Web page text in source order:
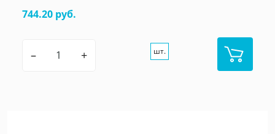
744.20 руб.
– + шт.